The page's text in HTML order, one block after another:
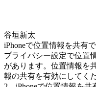
谷垣新太
iPhoneで位置情報を共有
プライバシー設定で位置
があります。位置情報を
報の共有を有効にしてく